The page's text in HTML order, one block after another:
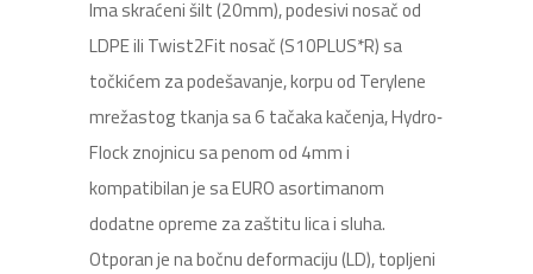
Ima skraćeni šilt (20mm), podesivi nosač od
LDPE ili Twist2Fit nosač (S10PLUS*R) sa
točkićem za podešavanje, korpu od Terylene
mrežastog tkanja sa 6 tačaka kačenja, Hydro‐
Flock znojnicu sa penom od 4mm i
kompatibilan je sa EURO asortimanom
dodatne opreme za zaštitu lica i sluha.
Otporan je na bočnu deformaciju (LD), topljeni